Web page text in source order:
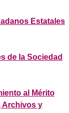
Estatales
de la Sociedad
al Mérito
Archivos y